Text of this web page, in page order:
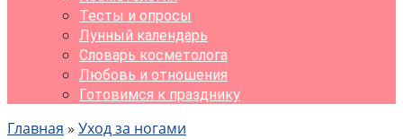
Тесты и опросы
Лунный календарь
Словарь косметолога
Любовь и отношения
Готовимся к празднику
Главная » Уход за ногами